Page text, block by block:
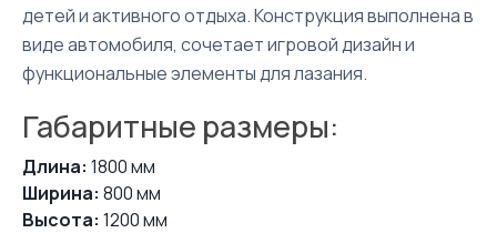
детей и активного отдыха. Конструкция выполнена в
виде автомобиля, сочетает игровой дизайн и
функциональные элементы для лазания.
Габаритные размеры:
Длина: 1800 мм
Ширина: 800 мм
Высота: 1200 мм